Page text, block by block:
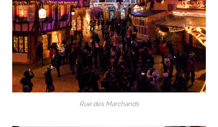
Rue des Marchands